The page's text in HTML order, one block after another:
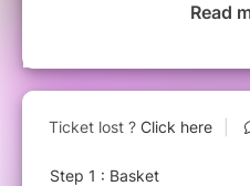
Un concert sous le signe des
de talent : la fraîcheur de
(claviers et séquences),
ainsi que la douceur et la
Read